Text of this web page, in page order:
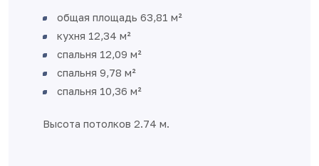
общая площадь 63,81 м²
кухня 12,34 м²
спальня 12,09 м²
спальня 9,78 м²
спальня 10,36 м²
Высота потолков 2.74 м.